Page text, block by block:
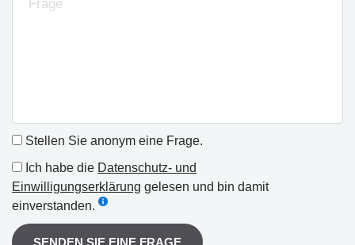
Stellen Sie anonym eine Frage.
Ich habe die Datenschutz- und
Einwilligungserklärung gelesen und bin damit
einverstanden.
SENDEN SIE EINE FRAGE